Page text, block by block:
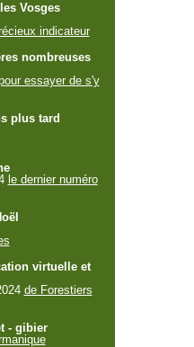
Vosges
indicateur
nombreuses
essayer de s'y
plus tard
le dernier numéro
virtuelle et
de Forestiers
- gibier